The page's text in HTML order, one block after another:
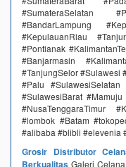
#SumateraSelatan
#BandarLampung
#KepulauanRiau
#Pontianak
#Banjarmasin
#TanjungSelor #Sulawesi
#Palu #SulawesiSelatan
#SulawesiBarat
#NusaTenggaraTimur
#lombok #Batam
#alibaba #blibli #elevenia
Grosir Distributor
Berkualitas Galeri